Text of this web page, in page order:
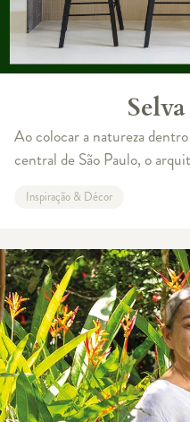
Ao colocar a natureza
central de São Paulo, o
Bomfim Se não fo
Inspiração & Décor